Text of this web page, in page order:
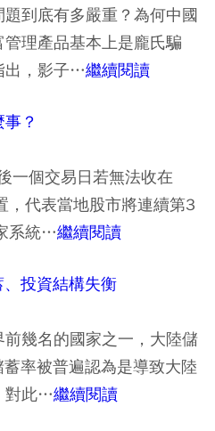
到底有多嚴重？為何中國
理產品基本上是龐氏騙
出，影子…繼續閱讀
？
一個交易日若無法收在
代表當地股市將連續第3
系統…繼續閱讀
投資結構失衡
幾名的國家之一，大陸儲
率被普遍認為是導致大陸
對此…繼續閱讀